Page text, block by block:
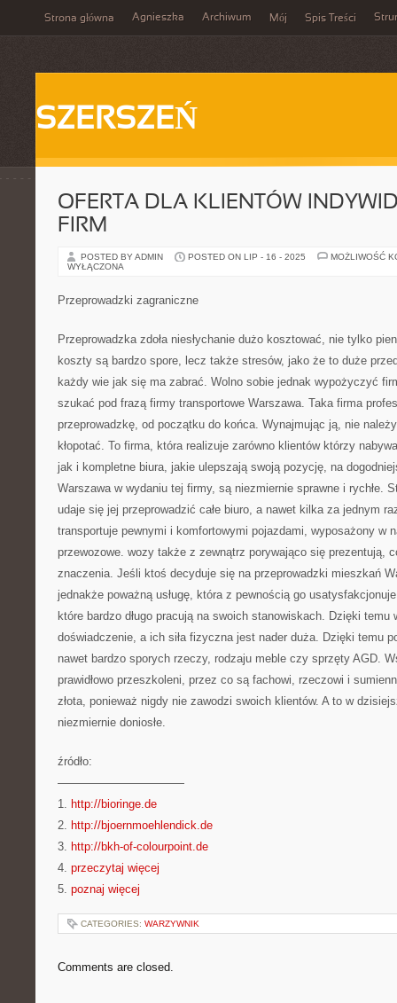
Strona główna Agnieszka Archiwum Mój Spis Treści
SZERSZEŃ
OFERTA DLA KLIENTÓW
FIRM
POSTED BY ADMIN POSTED ON LIP - 16 - 2025
MOŻLIWOŚĆ
WYŁĄCZONA
Przeprowadzki zagraniczne
Przeprowadzka zdoła niesłychanie dużo kosztować, nie tylko
koszty są bardzo spore, lecz także stresów, jako że to duże
każdy wie jak się ma zabrać. Wolno sobie jednak wypożyczyć
szukać pod frazą firmy transportowe Warszawa. Taka firma
przeprowadzkę, od początku do końca. Wynajmując ją, nie
kłopotać. To firma, która realizuje zarówno klientów którzy
jak i kompletne biura, jakie ulepszają swoją pozycję, na
Warszawa w wydaniu tej firmy, są niezmiernie sprawne i rychłe.
udaje się jej przeprowadzić całe biuro, a nawet kilka za jednym
transportuje pewnymi i komfortowymi pojazdami, wyposażony w
przewozowe. wozy także z zewnątrz porywająco się prezentują,
znaczenia. Jeśli ktoś decyduje się na przeprowadzki mieszkań
jednakże poważną usługę, która z pewnością go
które bardzo długo pracują na swoich stanowiskach. Dzięki temu
doświadczenie, a ich siła fizyczna jest nader duża. Dzięki temu
nawet bardzo sporych rzeczy, rodzaju meble czy sprzęty AGD.
prawidłowo przeszkoleni, przez co są fachowi, rzeczowi i
złota, ponieważ nigdy nie zawodzi swoich klientów. A to w
niezmiernie doniosłe.
źródło:
———————————
1. http://bioringe.de
2. http://bjoernmoehlendick.de
3. http://bkh-of-colourpoint.de
4. przeczytaj więcej
5. poznaj więcej
CATEGORIES: WARZYWNIK
Comments are closed.